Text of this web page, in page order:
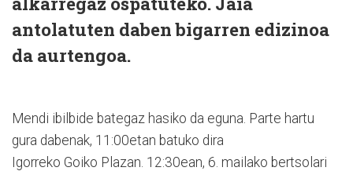
antolatuten daben bigarren edizinoa
da aurtengoa.
Mendi ibilbide bategaz hasiko da eguna. Parte hartu
gura dabenak, 11:00etan batuko dira
Igorreko Goiko Plazan. 12:30ean, 6. mailako bertsolari